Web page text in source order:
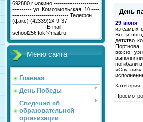
692880 г.Фокино -----------------------
---------- ул. Комсомольская, 10 ----
----------------------------- Телефон
(факс) (42339)24-9-37 ----------------
----------------- E-mail:
school256.fok@mail.ru
Меню сайта
Главная
День Победы
Сведения об
образовательной
организации
День
29 июня –
из самых
Вот и
детство
Портнова,
важно
погибали
Категория: